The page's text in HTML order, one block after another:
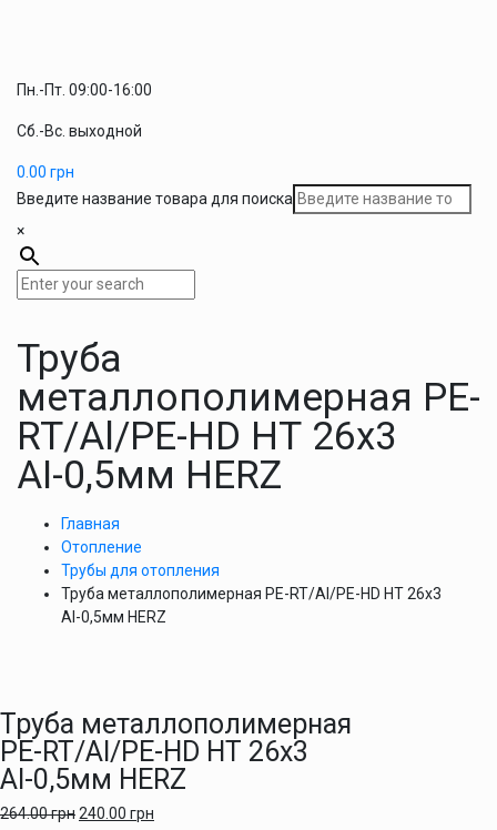
Пн.-Пт. 09:00-16:00
Сб.-Вс. выходной
0.00 грн
Введите название товара для поиска
×
Труба
металлополимерная PE-
RT/Al/PE-HD НТ 26х3
АІ-0,5мм HERZ
Главная
Отопление
Трубы для отопления
Труба металлополимерная PE-RT/Al/PE-HD НТ 26х3
АІ-0,5мм HERZ
Труба металлополимерная
PE-RT/Al/PE-HD НТ 26х3
АІ-0,5мм HERZ
264.00грн240.00 грн